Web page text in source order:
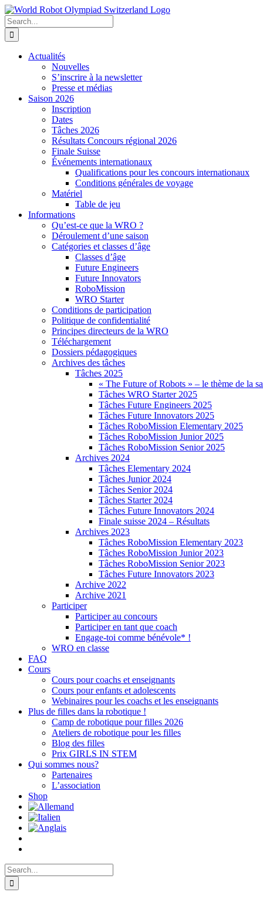
Skip
to
content
Search
for:
Actualités
Nouvelles
S’inscrire à la newsletter
Presse et médias
Saison 2026
Inscription
Dates
Tâches 2026
Résultats Concours régional 2026
Finale Suisse
Événements internationaux
Qualifications pour les concours internationaux
Conditions générales de voyage
Matériel
Table de jeu
Informations
Qu’est-ce que la WRO ?
Déroulement d’une saison
Catégories et classes d’âge
Classes d’âge
Future Engineers
Future Innovators
RoboMission
WRO Starter
Conditions de participation
Politique de confidentialité
Principes directeurs de la WRO
Téléchargement
Dossiers pédagogiques
Archives des tâches
Tâches 2025
« The Future of Robots » – le thème de la
Tâches WRO Starter 2025
Tâches Future Engineers 2025
Tâches Future Innovators 2025
Tâches RoboMission Elementary 2025
Tâches RoboMission Junior 2025
Tâches RoboMission Senior 2025
Archives 2024
Tâches Elementary 2024
Tâches Junior 2024
Tâches Senior 2024
Tâches Starter 2024
Tâches Future Innovators 2024
Finale suisse 2024 – Résultats
Archives 2023
Tâches RoboMission Elementary 2023
Tâches RoboMission Junior 2023
Tâches RoboMission Senior 2023
Tâches Future Innovators 2023
Archive 2022
Archive 2021
Participer
Participer au concours
Participer en tant que coach
Engage-toi comme bénévole* !
WRO en classe
FAQ
Cours
Cours pour coachs et enseignants
Cours pour enfants et adolescents
Webinaires pour les coachs et les enseignants
Plus de filles dans la robotique !
Camp de robotique pour filles 2026
Ateliers de robotique pour les filles
Blog des filles
Prix GIRLS IN STEM
Qui sommes nous?
Partenaires
L’association
Shop
Search
for: